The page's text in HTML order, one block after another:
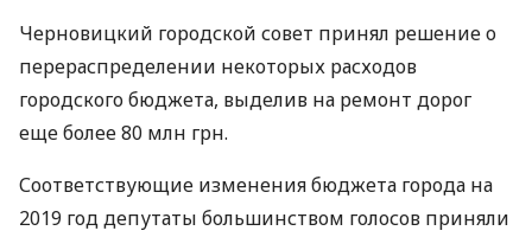
Черновицкий городской совет принял решение о
перераспределении некоторых расходов
городского бюджета, выделив на ремонт дорог
еще более 80 млн грн.
Соответствующие изменения бюджета города на
2019 год депутаты большинством голосов приняли